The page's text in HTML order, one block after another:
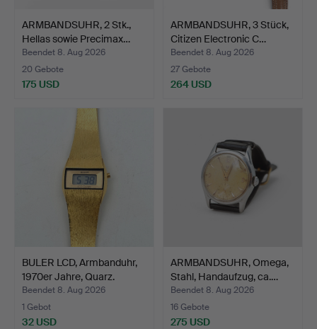
ARMBANDSUHR, 2 Stk.,
Hellas sowie Precimax…
Beendet 8. Aug 2026
20 Gebote
175 USD
ARMBANDSUHR, 3 Stück,
Citizen Electronic C…
Beendet 8. Aug 2026
27 Gebote
264 USD
BULER LCD, Armbanduhr,
1970er Jahre, Quarz.
Beendet 8. Aug 2026
1 Gebot
32 USD
ARMBANDSUHR, Omega,
Stahl, Handaufzug, ca.…
Beendet 8. Aug 2026
16 Gebote
275 USD